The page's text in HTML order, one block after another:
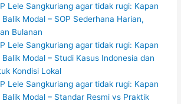
Lele Sangkuriang agar tidak rugi: Kapan
Modal – SOP Sederhana Harian,
Bulanan
Lele Sangkuriang agar tidak rugi: Kapan
Balik Modal – Studi Kasus Indonesia dan
Kondisi Lokal
Lele Sangkuriang agar tidak rugi: Kapan
Balik Modal – Standar Resmi vs Praktik